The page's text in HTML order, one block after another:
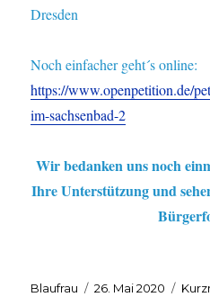
Dresden
Noch einfacher geht´s online:
https://www.openpetition.de/
im-sachsenbad-2
Wir bedanken uns noch
Ihre Unterstützung und
Autor
Blaufrau
Veröffentlicht
26. Mai 2020